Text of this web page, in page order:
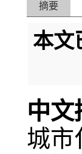
摘要
本文
中文
城市